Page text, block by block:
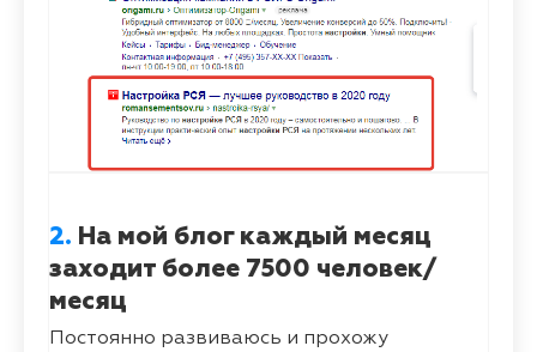
2. На мой блог каждый месяц
заходит более 7500 человек/
месяц
Постоянно развиваюсь и прохожу